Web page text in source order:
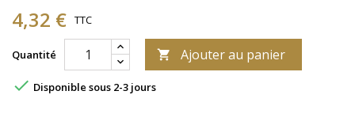
4,32 € TTC
Quantité  Ajouter au panier
 Disponible sous 2-3 jours